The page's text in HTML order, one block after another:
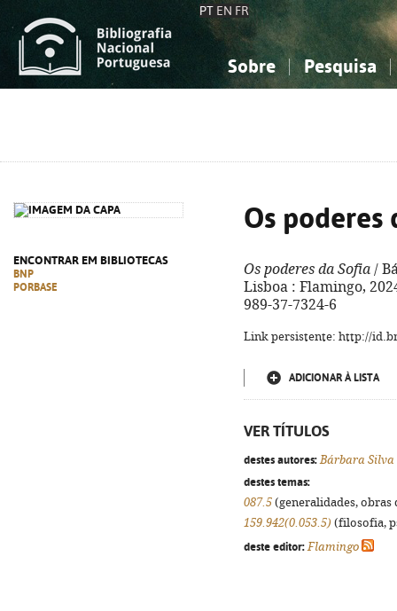
PT EN FR
Sobre Pesquisa
ENCONTRAR EM BIBLIOTECAS
BNP
PORBASE
Os poderes
Os poderes da Sofia /
Lisboa : Flamingo,
989-37-7324-6
Link persistente: http://
ADICIONAR À LISTA
VER TÍTULOS
destes autores: Bárbara Silva
destes temas:
087.5 (generalidades,
159.942(0.053.5) (filosofia,
deste editor: Flamingo